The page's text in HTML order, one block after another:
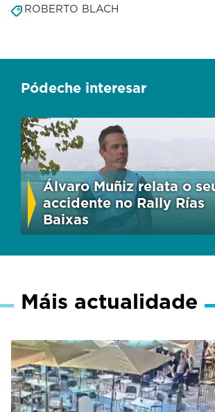
ROBERTO BLACH
Pódeche interesar
Álvaro Muñiz relata o
accidente no Rally Rías
Baixas
Máis actualidade